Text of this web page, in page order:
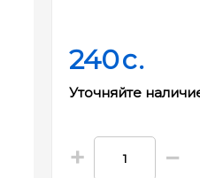
240c.
Уточняйте
+ −